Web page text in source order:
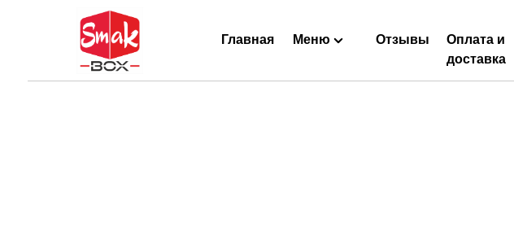
Главная Меню Отзывы
Оплата и
доставка